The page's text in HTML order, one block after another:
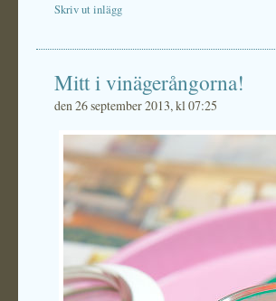
Skriv ut inlägg
Mitt i vinägerångorna!
den 26 september 2013, kl 07:25